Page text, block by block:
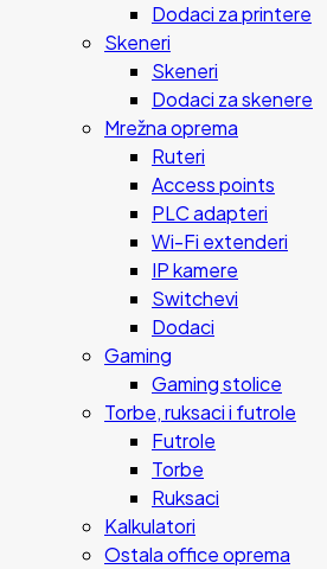
Dodaci za printere
Skeneri
Skeneri
Dodaci za skenere
Mrežna oprema
Ruteri
Access points
PLC adapteri
Wi-Fi extenderi
IP kamere
Switchevi
Dodaci
Gaming
Gaming stolice
Torbe, ruksaci i futrole
Futrole
Torbe
Ruksaci
Kalkulatori
Ostala office oprema